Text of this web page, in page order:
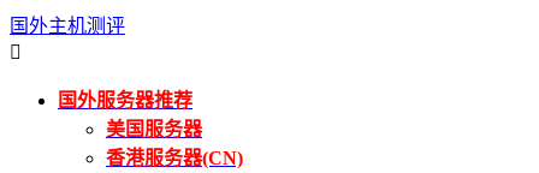
国外主机测评

国外服务器推荐
美国服务器
香港服务器(CN)